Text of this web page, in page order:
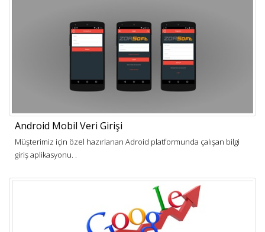
Android Mobil Veri Girişi
Müşterimiz için özel hazırlanan Adroid platformunda çalışan bilgi
giriş aplikasyonu. .